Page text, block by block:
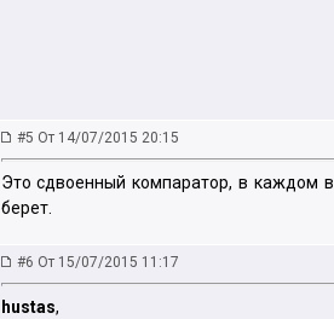
#5 От 14/07/2015 20:15
Это сдвоенный компаратор, в каждом
берет.
#6 От 15/07/2015 11:17
hustas,